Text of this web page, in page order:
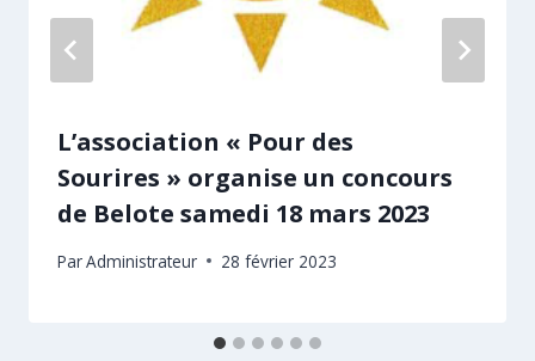
L’association « Pour des
Sourires » organise un concours
de Belote samedi 18 mars 2023
ParAdministrateur 28 février 2023